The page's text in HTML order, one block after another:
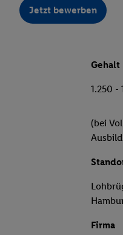
Jetzt bewerben
Gehalt
1.250 -
(bei
Firma